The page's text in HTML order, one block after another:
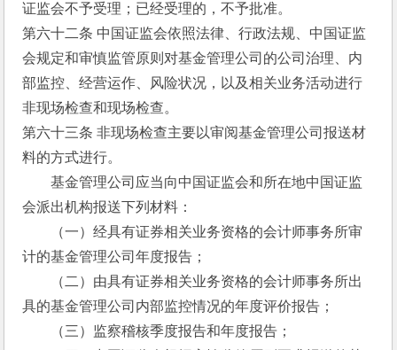
证监会不予受理；已经受理的，不予批准。
第六十二条 中国证监会依照法律、行政法规、中国证监
会规定和审慎监管原则对基金管理公司的公司治理、内
部监控、经营运作、风险状况，以及相关业务活动进行
非现场检查和现场检查。
第六十三条 非现场检查主要以审阅基金管理公司报送材
料的方式进行。
基金管理公司应当向中国证监会和所在地中国证监
会派出机构报送下列材料：
（一）经具有证券相关业务资格的会计师事务所审
计的基金管理公司年度报告；
（二）由具有证券相关业务资格的会计师事务所出
具的基金管理公司内部监控情况的年度评价报告；
（三）监察稽核季度报告和年度报告；